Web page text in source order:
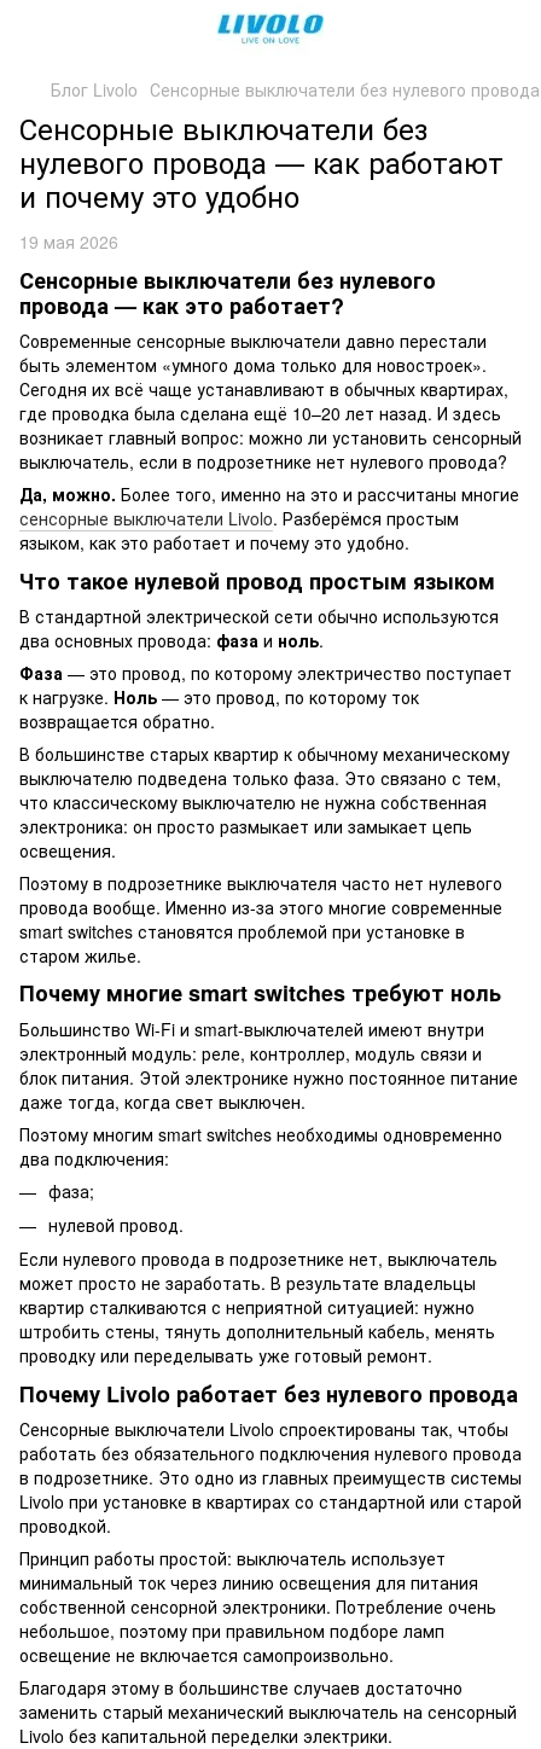
Блог Livolo Сенсорные выключатели без нулевого
Сенсорные выключатели без
нулевого провода — как работают
и почему это удобно
19 мая 2026
Сенсорные выключатели без нулевого
провода — как это работает?
Современные сенсорные выключатели давно перестали
быть элементом «умного дома только для новостроек».
Сегодня их всё чаще устанавливают в обычных квартирах,
где проводка была сделана ещё 10–20 лет назад. И здесь
возникает главный вопрос: можно ли установить сенсорный
выключатель, если в подрозетнике нет нулевого провода?
Да, можно. Более того, именно на это и рассчитаны многие
сенсорные выключатели Livolo. Разберёмся простым
языком, как это работает и почему это удобно.
Что такое нулевой провод простым языком
В стандартной электрической сети обычно используются
два основных провода: фаза и ноль.
Фаза — это провод, по которому электричество поступает
к нагрузке. Ноль — это провод, по которому ток
возвращается обратно.
В большинстве старых квартир к обычному механическому
выключателю подведена только фаза. Это связано с тем,
что классическому выключателю не нужна собственная
электроника: он просто размыкает или замыкает цепь
освещения.
Поэтому в подрозетнике выключателя часто нет нулевого
провода вообще. Именно из-за этого многие современные
smart switches становятся проблемой при установке в
старом жилье.
Почему многие smart switches требуют ноль
Большинство Wi-Fi и smart-выключателей имеют внутри
электронный модуль: реле, контроллер, модуль связи и
блок питания. Этой электронике нужно постоянное питание
даже тогда, когда свет выключен.
Поэтому многим smart switches необходимы одновременно
два подключения:
фаза;
нулевой провод.
Если нулевого провода в подрозетнике нет, выключатель
может просто не заработать. В результате владельцы
квартир сталкиваются с неприятной ситуацией: нужно
штробить стены, тянуть дополнительный кабель, менять
проводку или переделывать уже готовый ремонт.
Почему Livolo работает без нулевого провода
Сенсорные выключатели Livolo спроектированы так, чтобы
работать без обязательного подключения нулевого провода
в подрозетнике. Это одно из главных преимуществ системы
Livolo при установке в квартирах со стандартной или старой
проводкой.
Принцип работы простой: выключатель использует
минимальный ток через линию освещения для питания
собственной сенсорной электроники. Потребление очень
небольшое, поэтому при правильном подборе ламп
освещение не включается самопроизвольно.
Благодаря этому в большинстве случаев достаточно
заменить старый механический выключатель на сенсорный
Livolo без капитальной переделки электрики.